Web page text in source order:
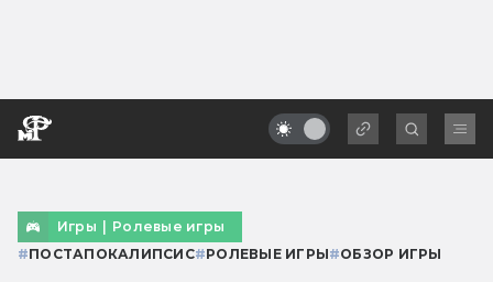
Игры | Ролевые игры
#ПОСТАПОКАЛИПСИС#РОЛЕВЫЕ ИГРЫ#ОБЗОР ИГРЫ